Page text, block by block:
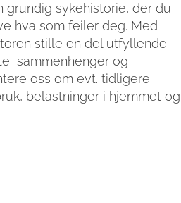
grundig sykehistorie, der du
hva som feiler deg. Med
stille en del utfyllende
sammenhenger og
oss om evt. tidligere
belastninger i hjemmet og